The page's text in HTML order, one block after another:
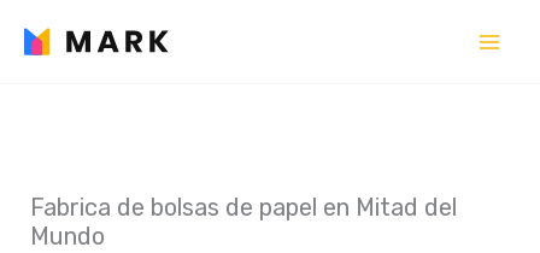
Fabrica de bolsas de papel en Mitad del
Mundo